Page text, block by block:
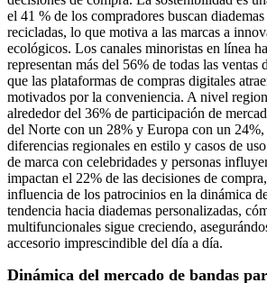
el 41 % de los compradores buscan
recicladas, lo que motiva a las marcas a
ecológicos. Los canales minoristas en línea
representan más del 56% de todas las ventas
que las plataformas de compras digitales
motivados por la conveniencia. A nivel
alrededor del 36% de participación de
del Norte con un 28% y Europa con un 24%,
diferencias regionales en estilo y casos de
de marca con celebridades y personas
impactan el 22% de las decisiones de
influencia de los patrocinios en la dinámica
tendencia hacia diademas personalizadas,
multifuncionales sigue creciendo,
accesorio imprescindible del día a día.
Dinámica del mercado de bandas